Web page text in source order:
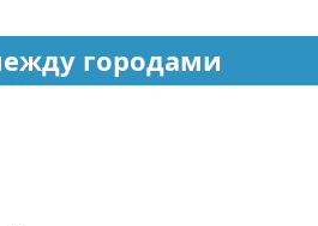
информации
городами